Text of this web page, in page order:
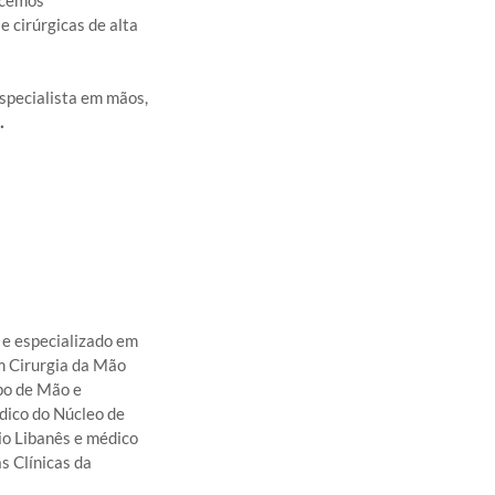
cirúrgicas de alta
em mãos,
especializado em
Cirurgia da Mão
de Mão e
do Núcleo de
Libanês e médico
Clínicas da